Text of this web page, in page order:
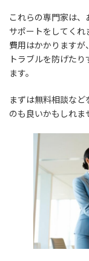
これらの専門家は
サポートをしてくれ
費用はかかりますが
トラブルを防げた
ます。
まずは無料相談など
のも良いかもしれま